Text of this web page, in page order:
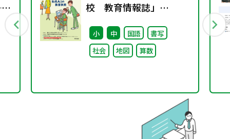
校 教育情報誌」
vol.75 2025年4月発行
小 中 国語
書写
社会
地図 算数